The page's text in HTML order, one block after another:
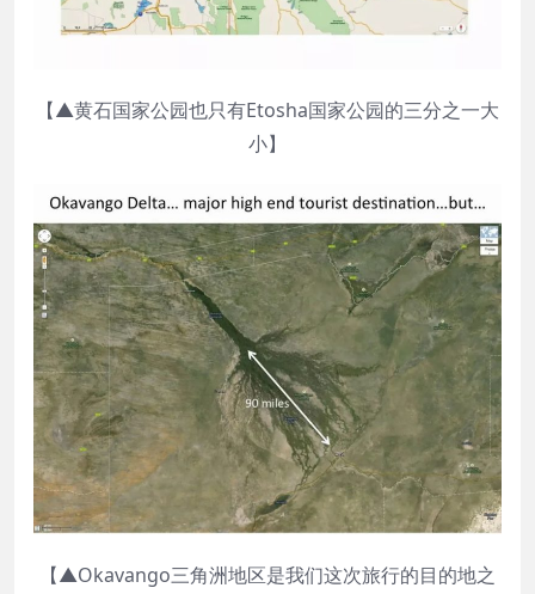
【▲黄石国家公园也只有Etosha国家公园的三分之一大
小】
【▲Okavango三角洲地区是我们这次旅行的目的地之